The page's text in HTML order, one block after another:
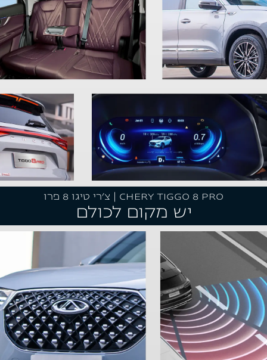
CHERY TIGGO 8 PRO | צ'רי טיגו 8 פרו
יש מקום לכולם